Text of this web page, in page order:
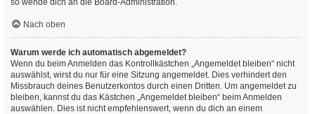
so wende dich an die Board-Administration.
Nach oben
Warum werde ich automatisch abgemeldet?
Wenn du beim Anmelden das Kontrollkästchen „Angemeldet bleiben“ nicht
auswählst, wirst du nur für eine Sitzung angemeldet. Dies verhindert den
Missbrauch deines Benutzerkontos durch einen Dritten. Um angemeldet zu
bleiben, kannst du das Kästchen „Angemeldet bleiben“ beim Anmelden
auswählen. Dies ist nicht empfehlenswert, wenn du dich an einem